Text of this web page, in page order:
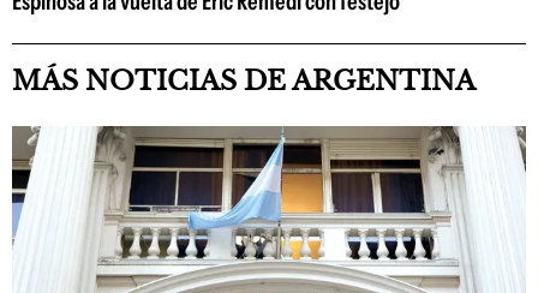
MÁS NOTICIAS DE ARGENTINA